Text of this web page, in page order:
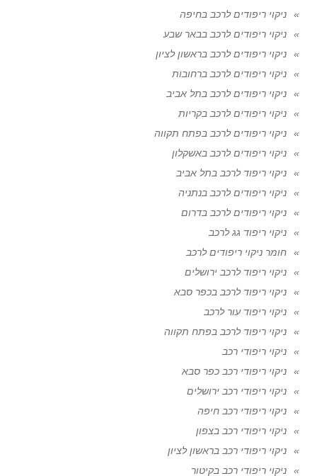
ניקוי ריפודים לרכב בחיפה
ניקוי ריפודים לרכב בבאר שבע
ניקוי ריפודים לרכב בראשון לציון
ניקוי ריפודים לרכב ברחובות
ניקוי ריפודים לרכב בתל אביב
ניקוי ריפודים לרכב בקריות
ניקוי ריפודים לרכב בפתח תקווה
ניקוי ריפודים לרכב באשקלון
ניקוי ריפוד לרכב בתל אביב
ניקוי ריפודים לרכב בנתניה
ניקוי ריפודים לרכב בדרום
ניקוי ריפוד גג לרכב
חומר ניקוי ריפודים לרכב
ניקוי ריפוד לרכב ירושלים
ניקוי ריפוד לרכב בכפר סבא
ניקוי ריפוד עור לרכב
ניקוי ריפוד לרכב בפתח תקווה
ניקוי ריפודי רכב
ניקוי ריפודי רכב כפר סבא
ניקוי ריפודי רכב ירושלים
ניקוי ריפודי רכב חיפה
ניקוי ריפודי רכב בצפון
ניקוי ריפודי רכב בראשון לציון
ניקוי ריפודי רכב בקיטור